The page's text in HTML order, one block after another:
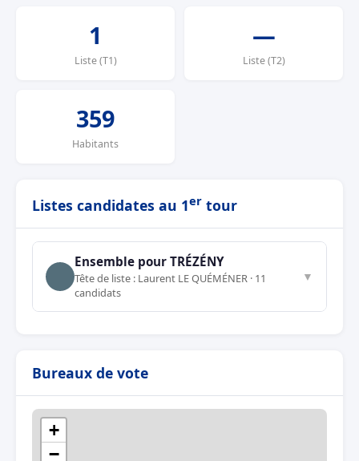
1
Liste (T1)
—
Liste (T2)
359
Habitants
Listes candidates au 1er tour
Ensemble pour TRÉZÉNY
Tête de liste : Laurent LE QUÉMÉNER · 11
candidats
▼
Bureaux de vote
+
−